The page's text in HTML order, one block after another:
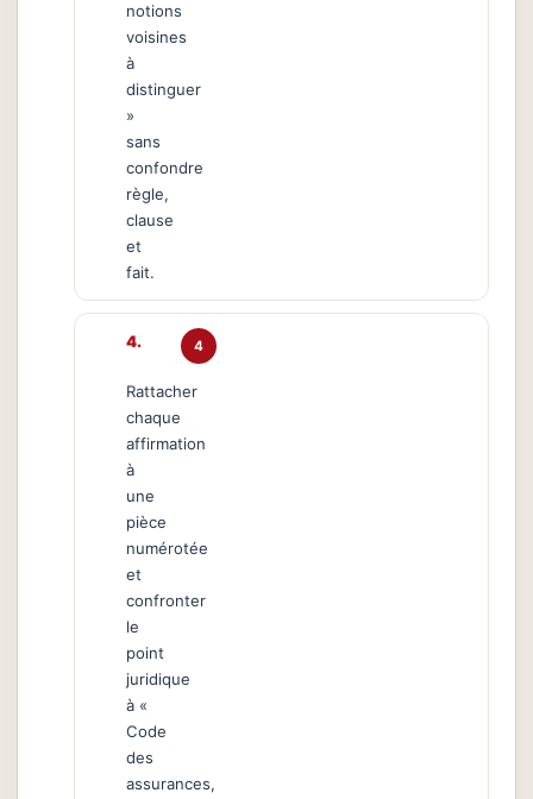
notions
voisines
à
distinguer
»
sans
confondre
règle,
clause
et
fait.
4
Rattacher
chaque
affirmation
à
une
pièce
numérotée
et
confronter
le
point
juridique
à «
Code
des
assurances,